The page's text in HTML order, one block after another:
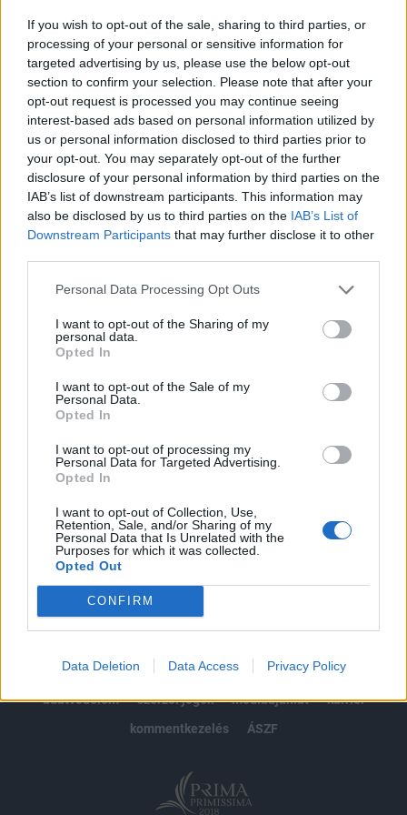
If you wish to opt-out of the sale, sharing to third parties, or
processing of your personal or sensitive information for
targeted advertising by us, please use the below opt-out
section to confirm your selection. Please note that after your
opt-out request is processed you may continue seeing
interest-based ads based on personal information utilized by
us or personal information disclosed to third parties prior to
your opt-out. You may separately opt-out of the further
disclosure of your personal information by third parties on the
IAB’s list of downstream participants. This information may
also be disclosed by us to third parties on the IAB’s List of
Downstream Participants that may further disclose it to other
Personal Data Processing Opt Outs
I want to opt-out of the Sharing of my
personal data.
Opted In
I want to opt-out of the Sale of my
Personal Data.
Opted In
I want to opt-out of processing my
Personal Data for Targeted Advertising.
Opted In
I want to opt-out of Collection, Use,
Retention, Sale, and/or Sharing of my
Personal Data that Is Unrelated with the
Purposes for which it was collected.
Opted Out
CONFIRM
Data Deletion Data Access Privacy Policy
A S&P 500 index opciókra vonatkozó volatilitást mérő, a
piac változékonyság mérőszámaként használt VIX index
érzékelhető módon emelkedett az elmúlt napok-hetek
során, jelenlegi 25 pontos szintje azonban egyelőre nem
tekinthető kiugró értéknek. Idén tavasszal 30-ig ment fel a
mutató, a 2010 eleji mini pánikban pedig rövid időre 40 fölé
szökött az indikátor. A Lehman...
KEDVES OLVASÓNK!
A keresett cikk a portfolio.hu hírarchívumához
tartozik, melynek olvasása előfizetéses
regisztrációhoz kötött.
Az előfizetés a következőket tartalmazza:
Portfolio.hu teljes cikkarchívum
Kötéslisták: BÉT elmúlt 2 év napon belüli
kötéslistái
impresszum
jogi nyilatkozat
süti beállítások
adatvédelem
szerzői jogok médiaajánlat
karrier
kommentkezelés
ÁSZF